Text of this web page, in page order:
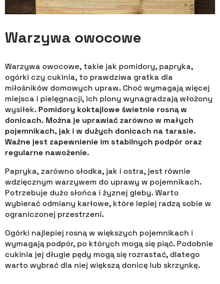
Warzywa owocowe
Warzywa owocowe, takie jak pomidory, papryka,
ogórki czy cukinia, to prawdziwa gratka dla
miłośników domowych upraw. Choć wymagają więcej
miejsca i pielęgnacji, ich plony wynagradzają włożony
wysiłek. Pomidory koktajlowe świetnie rosną w
donicach. Można je uprawiać zarówno w małych
pojemnikach, jak i w dużych donicach na tarasie.
Ważne jest zapewnienie im stabilnych podpór oraz
regularne nawożenie.
Papryka, zarówno słodka, jak i ostra, jest równie
wdzięcznym warzywem do uprawy w pojemnikach.
Potrzebuje dużo słońca i żyznej gleby. Warto
wybierać odmiany karłowe, które lepiej radzą sobie w
ograniczonej przestrzeni.
Ogórki najlepiej rosną w większych pojemnikach i
wymagają podpór, po których mogą się piąć. Podobnie
cukinia jej długie pędy mogą się rozrastać, dlatego
warto wybrać dla niej większą donicę lub skrzynkę.